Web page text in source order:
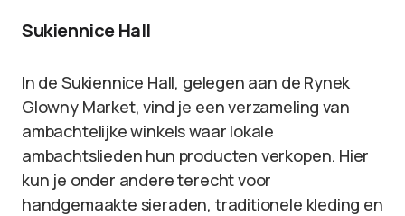
Sukiennice Hall
In de Sukiennice Hall, gelegen aan de Rynek
Glowny Market, vind je een verzameling van
ambachtelijke winkels waar lokale
ambachtslieden hun producten verkopen. Hier
kun je onder andere terecht voor
handgemaakte sieraden, traditionele kleding en